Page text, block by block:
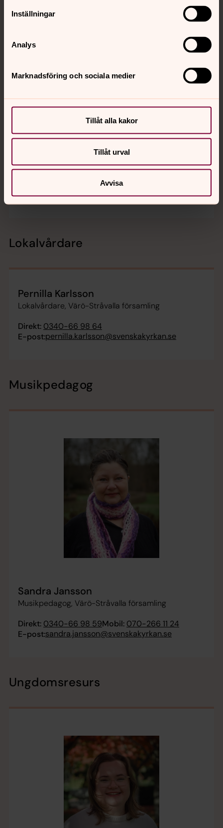
Inställningar
Analys
Marknadsföring och sociala medier
Tillåt alla kakor
Tillåt urval
Avvisa
Ann-Kristin Karlsson
Kyrkokamrer, Värö-Stråvalla församling
E-post:ann-kristin.karlsson@svenskakyrkan.se
Lokalvårdare
Pernilla Karlsson
Lokalvårdare, Värö-Stråvalla församling
Direkt: 0340-66 98 64
E-post:pernilla.karlsson@svenskakyrkan.se
Musikpedagog
Sandra Jansson
Musikpedagog, Värö-Stråvalla församling
Direkt: 0340-66 98 59Mobil: 070-266 11 24
E-post:sandra.jansson@svenskakyrkan.se
Ungdomsresurs